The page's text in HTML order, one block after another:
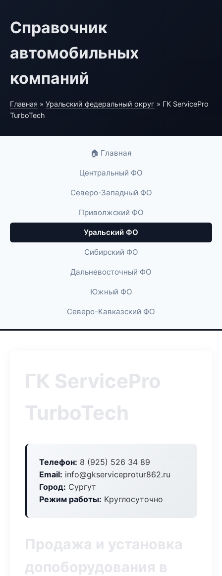
Справочник
автомобильных
компаний
Главная » Уральский федеральный округ » ГК ServicePro
TurboTech
🏠 Главная
Центральный ФО
Северо-Западный ФО
Приволжский ФО
Уральский ФО
Сибирский ФО
Дальневосточный ФО
Южный ФО
Северо-Кавказский ФО
ГК ServicePro
TurboTech
Телефон: 8 (925) 526 34 89
Email: info@gkserviceprotur862.ru
Город: Сургут
Режим работы: Круглосуточно
Продажа и установка
допоборудования в